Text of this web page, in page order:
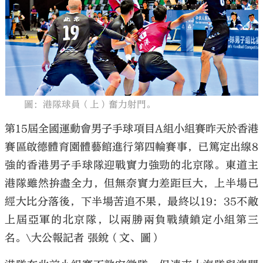
大公文匯
圖：港隊球員（上）奮力射門。
第15屆全國運動會男子手球項目A組小組賽昨天於香港
賽區啟德體育園體藝館進行第四輪賽事，已篤定出線8
強的香港男子手球隊迎戰實力強勁的北京隊。東道主
港隊雖然拚盡全力，但無奈實力差距巨大，上半場已
經大比分落後，下半場苦追不果，最終以19：35不敵
上屆亞軍的北京隊，以兩勝兩負戰績鎖定小組第三
名。\大公報記者 張銳（文、圖）